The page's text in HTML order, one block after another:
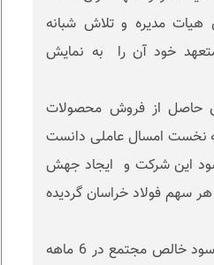
مدیره و تلاش شبانه
خود آن را به نمایش
حاصل از فروش محصولات
نخست امسال عاملی دانست
این شرکت و ایجاد جهش
سهم فولاد خراسان گردیده
شایان ذکر است حاشیه سود خالص مجتمع در 6 ماهه